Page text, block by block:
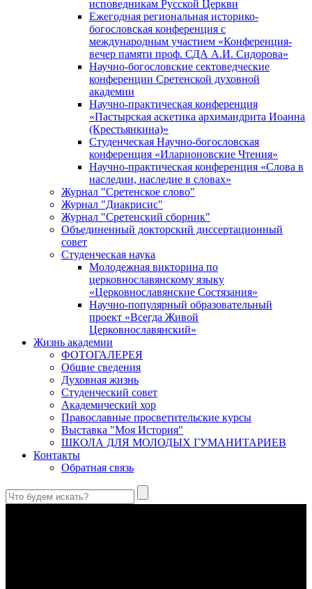
исповедникам Русской Церкви
Ежегодная региональная историко-
богословская конференция с
международным участием «Конференция-
вечер памяти проф. СДА А.И. Сидорова»
Научно-богословские сектоведческие
конференции Сретенской духовной
академии
Научно-практическая конференция
«Пастырская аскетика архимандрита Иоанна
(Крестьянкина)»
Студенческая Научно-богословская
конференция «Иларионовские Чтения»
Научно-практическая конференция «Cлова в
наследии, наследие в словах»
Журнал "Сретенское слово"
Журнал "Диакрисис"
Журнал "Сретенский сборник"
Объединенный докторский диссертационный
совет
Студенческая наука
Молодежная викторина по
церковнославянскому языку
«Церковнославянские Состязания»
Научно-популярный образовательный
проект «Всегда Живой
Церковнославянский»
Жизнь академии
ФОТОГАЛЕРЕЯ
Общие сведения
Духовная жизнь
Студенческий совет
Академический хор
Православные просветительские курсы
Выставка "Моя История"
ШКОЛА ДЛЯ МОЛОДЫХ ГУМАНИТАРИЕВ
Контакты
Обратная связь